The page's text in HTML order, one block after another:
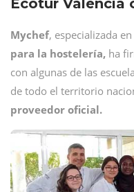
Ecotur Valencia
Mychef, especializada en
para la hostelería, ha
con algunas de las
de todo el territorio
proveedor oficial.